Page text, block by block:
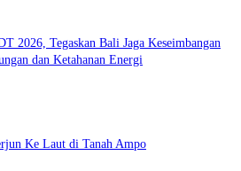
2026, Tegaskan Bali Jaga Keseimbangan
dan Ketahanan Energi
Ke Laut di Tanah Ampo